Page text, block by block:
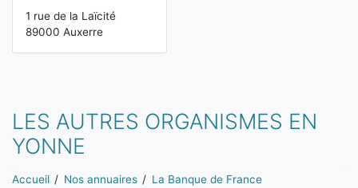
1 rue de la Laïcité
89000 Auxerre
LES AUTRES ORGANISMES EN
YONNE
Vous êtes ici:
Accueil Nos annuaires
La Banque de France